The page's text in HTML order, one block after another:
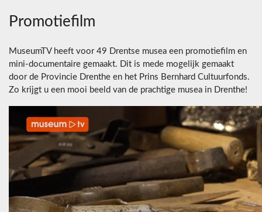
Promotiefilm
MuseumTV heeft voor 49 Drentse musea een promotiefilm en
mini-documentaire gemaakt. Dit is mede mogelijk gemaakt
door de Provincie Drenthe en het Prins Bernhard Cultuurfonds.
Zo krijgt u een mooi beeld van de prachtige musea in Drenthe!